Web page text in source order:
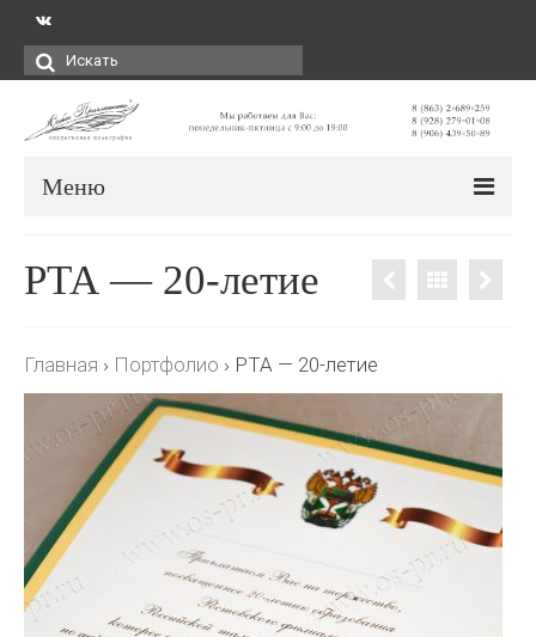
Искать:
Меню
РТА — 20-летие
Главная › Портфолио › РТА — 20-летие